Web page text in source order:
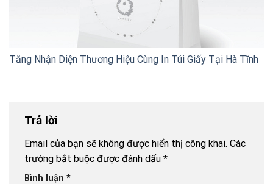
Tăng Nhận Diện Thương Hiệu Cùng In Túi Giấy Tại Hà Tĩnh
Trả lời
Email của bạn sẽ không được hiển thị công khai. Các
trường bắt buộc được đánh dấu *
Bình luận *